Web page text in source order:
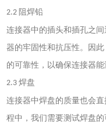
2.2 阻焊铅
连接器中的插头和插孔之
器的牢固性和抗压性。因
的可靠性，以确保连接器能
2.3焊盘
连接器中焊盘的质量也会
程中，我们需要测试焊盘